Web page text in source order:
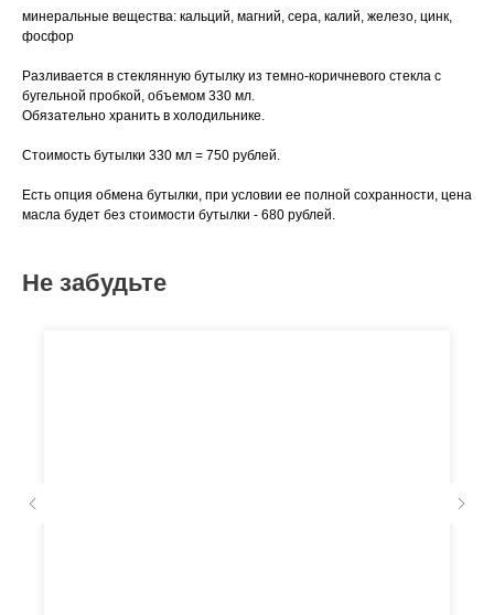
минеральные вещества: кальций, магний, сера, калий, железо, цинк,
фосфор
Разливается в стеклянную бутылку из темно-коричневого стекла с
бугельной пробкой, объемом 330 мл.
Обязательно хранить в холодильнике.
Стоимость бутылки 330 мл = 750 рублей.
Есть опция обмена бутылки, при условии ее полной сохранности, цена
масла будет без стоимости бутылки - 680 рублей.
Не забудьте